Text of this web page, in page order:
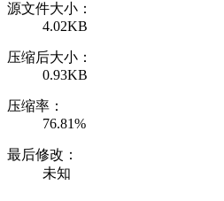
源文件大小：
4.02KB
压缩后大小：
0.93KB
压缩率：
76.81%
最后修改：
未知